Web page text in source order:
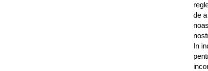
de
In